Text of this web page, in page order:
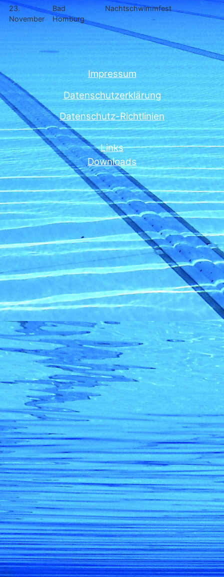
23.
November
Bad
Homburg
Nachtschwimmfest
Impressum
Datenschutzerklärung
Datenschutz-Richtlinien
Links
Downloads